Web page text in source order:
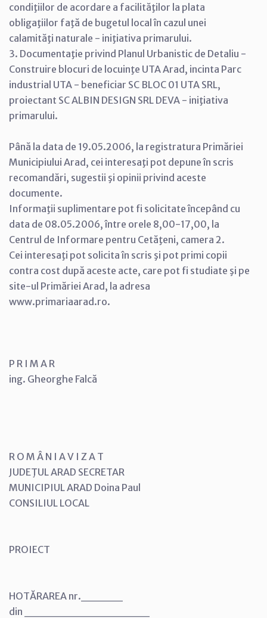
condiţiilor de acordare a facilităţilor la plata
obligaţiilor faţă de bugetul local în cazul unei
calamităţi naturale - iniţiativa primarului.
3. Documentaţie privind Planul Urbanistic de Detaliu -
Construire blocuri de locuinţe UTA Arad, incinta Parc
industrial UTA - beneficiar SC BLOC 01 UTA SRL,
proiectant SC ALBIN DESIGN SRL DEVA - iniţiativa
primarului.
Până la data de 19.05.2006, la registratura Primăriei
Municipiului Arad, cei interesaţi pot depune în scris
recomandări, sugestii şi opinii privind aceste
documente.
Informaţii suplimentare pot fi solicitate începând cu
data de 08.05.2006, între orele 8,00-17,00, la
Centrul de Informare pentru Cetăţeni, camera 2.
Cei interesaţi pot solicita în scris şi pot primi copii
contra cost după aceste acte, care pot fi studiate şi pe
site-ul Primăriei Arad, la adresa
www.primariaarad.ro.
P R I M A R
ing. Gheorghe Falcă
R O M Â N I A V I Z A T
JUDEŢUL ARAD SECRETAR
MUNICIPIUL ARAD Doina Paul
CONSILIUL LOCAL
PROIECT
HOTĂRAREA nr._____
din _______________